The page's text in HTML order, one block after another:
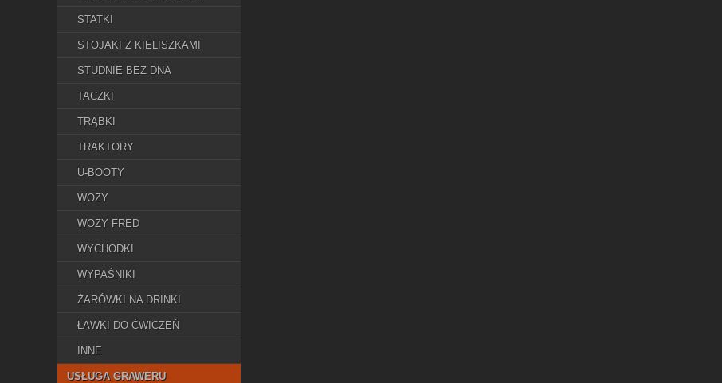
STATKI
STOJAKI Z KIELISZKAMI
STUDNIE BEZ DNA
TACZKI
TRĄBKI
TRAKTORY
U-BOOTY
WOZY
WOZY FRED
WYCHODKI
WYPAŚNIKI
ŻARÓWKI NA DRINKI
ŁAWKI DO ĆWICZEŃ
INNE
USŁUGA GRAWERU